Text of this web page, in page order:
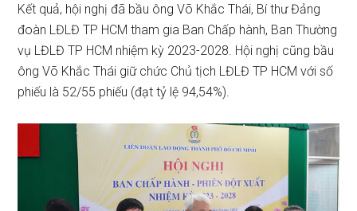
Kết quả, hội nghị đã bầu ông Võ Khắc Thái, Bí thư Đảng
đoàn LĐLĐ TP HCM tham gia Ban Chấp hành, Ban Thường
vụ LĐLĐ TP HCM nhiệm kỳ 2023-2028. Hội nghị cũng bầu
ông Võ Khắc Thái giữ chức Chủ tịch LĐLĐ TP HCM với số
phiếu là 52/55 phiếu (đạt tỷ lệ 94,54%).